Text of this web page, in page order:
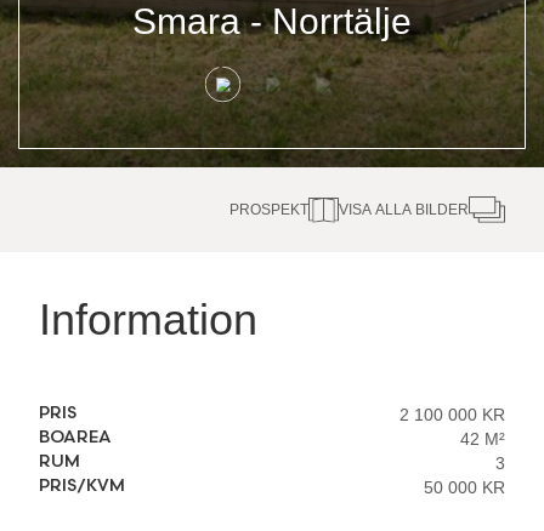
Smara-Norrtälje
PROSPEKT VISA ALLA BILDER
Information
PRIS 2 100 000 KR
BOAREA 42 M²
RUM 3
PRIS/KVM 50 000 KR